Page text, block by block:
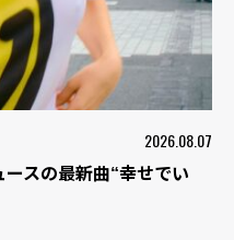
2026.08.07
スの最新曲“幸せでい